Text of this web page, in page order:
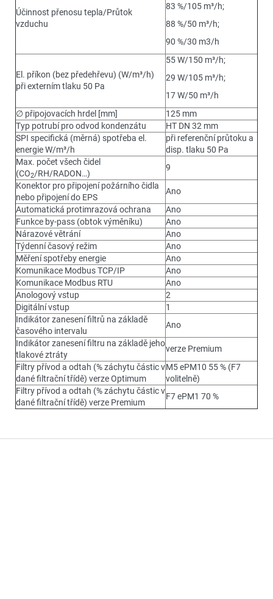
Účinnost přenosu tepla/Průtok
vzduchu
83 %/105 m³/h;
88 %/50 m³/h;
90 %/30 m3/h
El. příkon (bez předehřevu) (W/m³/h)
při externím tlaku 50 Pa
55 W/150 m³/h;
29 W/105 m³/h;
17 W/50 m³/h
∅ připojovacích hrdel [mm]
125 mm
Typ potrubí pro odvod kondenzátu
HT DN 32 mm
SPI specifická (měrná) spotřeba el.
energie W/m³/h
při referenční průtoku a
disp. tlaku 50 Pa
Max. počet všech čidel
(CO2/RH/RADON…)
9
Konektor pro připojení požárního čidla
nebo připojení do EPS
Ano
Automatická protimrazová ochrana
Ano
Funkce by-pass (obtok výměníku)
Ano
Nárazové větrání
Ano
Týdenní časový režim
Ano
Měření spotřeby energie
Ano
Komunikace Modbus TCP/IP
Ano
Komunikace Modbus RTU
Ano
Anologový vstup
2
Digitální vstup
1
Indikátor zanesení filtrů na základě
časového intervalu
Ano
Indikátor zanesení filtru na základě jeho
tlakové ztráty
verze Premium
Filtry přívod a odtah (% záchytu částic v
dané filtrační třídě) verze Optimum
M5 ePM10 55 % (F7
volitelně)
Filtry přívod a odtah (% záchytu částic v
dané filtrační třídě) verze Premium
F7 ePM1 70 %